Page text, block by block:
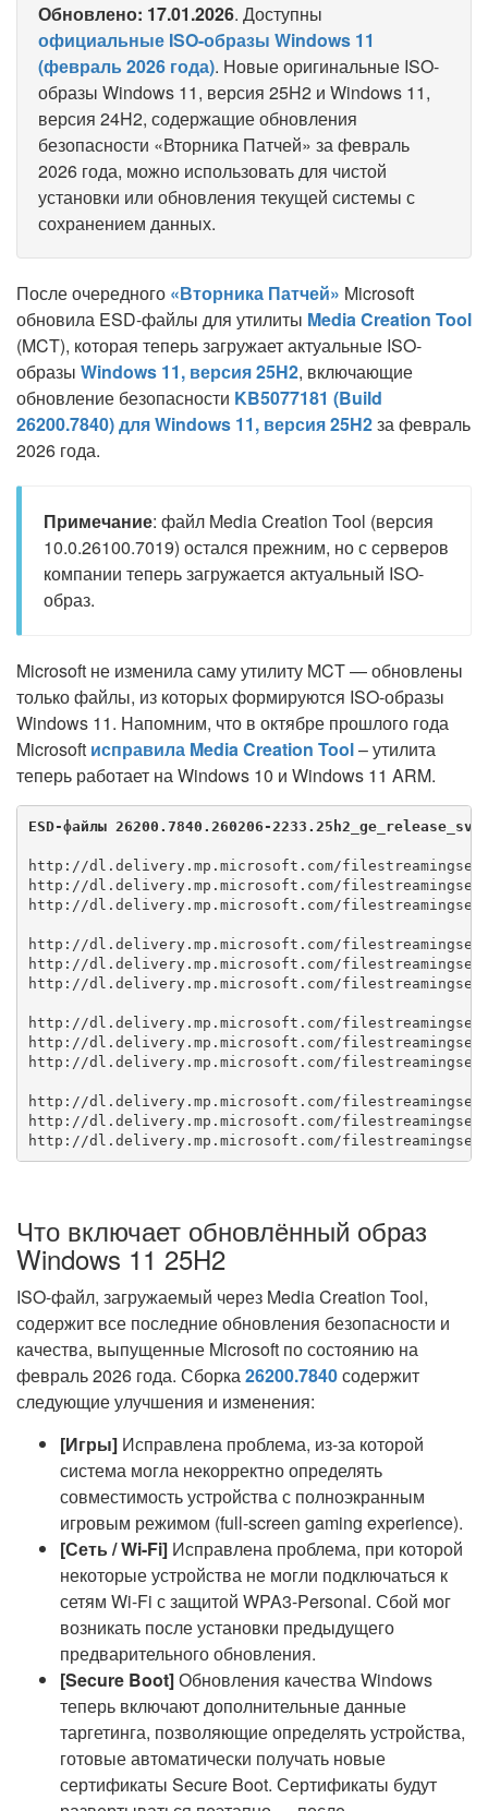
Обновлено: 17.01.2026. Доступны
официальные ISO-образы Windows 11
(февраль 2026 года). Новые оригинальные ISO-
образы Windows 11, версия 25H2 и Windows 11,
версия 24H2, содержащие обновления
безопасности «Вторника Патчей» за февраль
2026 года, можно использовать для чистой
установки или обновления текущей системы с
сохранением данных.
После очередного «Вторника Патчей» Microsoft
обновила ESD-файлы для утилиты Media Creation Tool
(MCT), которая теперь загружает актуальные ISO-
образы Windows 11, версия 25H2, включающие
обновление безопасности KB5077181 (Build
26200.7840) для Windows 11, версия 25H2за февраль
2026 года.
Примечание: файл Media Creation Tool (версия
10.0.26100.7019) остался прежним, но с серверов
компании теперь загружается актуальный ISO-
образ.
Microsoft не изменила саму утилиту MCT — обновлены
только файлы, из которых формируются ISO-образы
Windows 11. Напомним, что в октябре прошлого года
Microsoft исправила Media Creation Tool– утилита
теперь работает на Windows 10 и Windows 11 ARM.
ESD-файлы 26200.7840.260206-
http://dl.delivery.mp.microsoft.com/filestreamingservice/
http://dl.delivery.mp.microsoft.com/filestreamingservice/
http://dl.delivery.mp.microsoft.com/filestreamingservice/
http://dl.delivery.mp.microsoft.com/filestreamingservice/
http://dl.delivery.mp.microsoft.com/filestreamingservice/
http://dl.delivery.mp.microsoft.com/filestreamingservice/
http://dl.delivery.mp.microsoft.com/filestreamingservice/
http://dl.delivery.mp.microsoft.com/filestreamingservice/
http://dl.delivery.mp.microsoft.com/filestreamingservice/
http://dl.delivery.mp.microsoft.com/filestreamingservice/
http://dl.delivery.mp.microsoft.com/filestreamingservice/
Что включает обновлённый образ
Windows 11 25H2
ISO-файл, загружаемый через Media Creation Tool,
содержит все последние обновления безопасности и
качества, выпущенные Microsoft по состоянию на
февраль 2026 года. Сборка26200.7840содержит
следующие улучшения и изменения:
[Игры] Исправлена проблема, из-за которой
система могла некорректно определять
совместимость устройства с полноэкранным
игровым режимом (full-screen gaming experience).
[Сеть / Wi-Fi] Исправлена проблема, при которой
некоторые устройства не могли подключаться к
сетям Wi-Fi с защитой WPA3-Personal. Сбой мог
возникать после установки предыдущего
предварительного обновления.
[Secure Boot]Обновления качества Windows
теперь включают дополнительные данные
таргетинга, позволяющие определять устройства,
готовые автоматически получать новые
сертификаты Secure Boot. Сертификаты будут